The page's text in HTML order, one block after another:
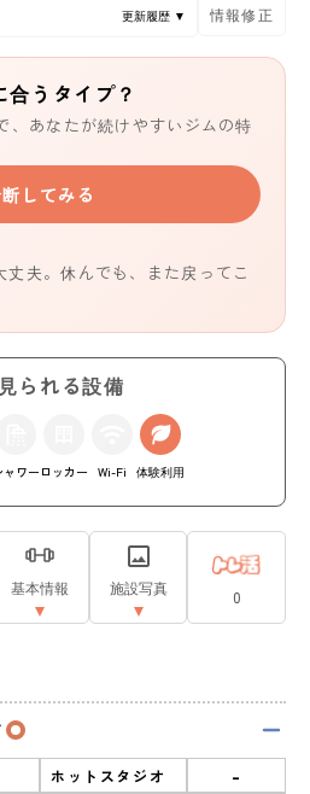
更新履歴 ▼ 情報修正
うタイプ？
、あなたが続けやすいジムの特
してみる
夫。休んでも、また戻ってこ
られる設備
ャワー ロッカー Wi-Fi 体験利用
基本情報 施設写真 0
ホットスタジオ -